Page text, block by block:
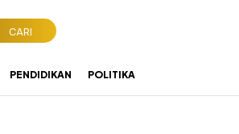
CARI
PENDIDIKAN POLITIKA